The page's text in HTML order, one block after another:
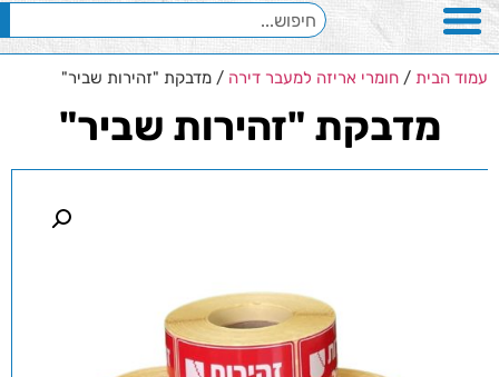
עמוד הבית / חומרי אריזה למעבר דירה / מדבקת "זהירות שביר"
מדבקת "זהירות שביר"